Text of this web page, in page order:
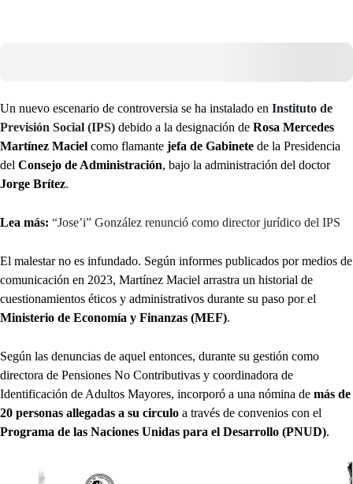
Un nuevo escenario de controversia se ha instalado en Instituto de
Previsión Social (IPS) debido a la designación de Rosa Mercedes
Martínez Maciel como flamante jefa de Gabinete de la Presidencia
del Consejo de Administración, bajo la administración del doctor
Jorge Brítez.
Lea más: “Jose’i” González renunció como director jurídico del IPS
El malestar no es infundado. Según informes publicados por medios de
comunicación en 2023, Martínez Maciel arrastra un historial de
cuestionamientos éticos y administrativos durante su paso por el
Ministerio de Economía y Finanzas (MEF).
Según las denuncias de aquel entonces, durante su gestión como
directora de Pensiones No Contributivas y coordinadora de
Identificación de Adultos Mayores, incorporó a una nómina de más de
20 personas allegadas a su circulo a través de convenios con el
Programa de las Naciones Unidas para el Desarrollo (PNUD).